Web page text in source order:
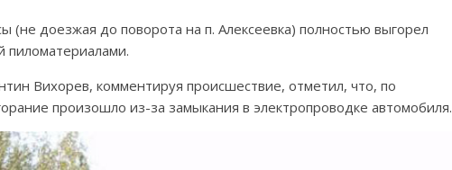
(не доезжая до поворота на п. Алексеевка) полностью выгорел
Вихорев, комментируя происшествие, отметил, что, по
произошло из-за замыкания в электропроводке автомобиля.